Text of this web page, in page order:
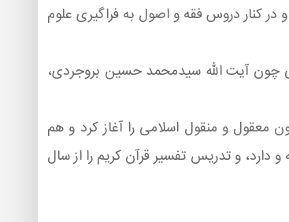
كنار دروس فقه و اصول به فراگیری علوم
چون آیت الله سیدمحمد حسین بروجردی،
معقول و منقول اسلامی را آغاز كرد و هم
و دارد، و تدریس تفسیر قرآن كریم را از سال